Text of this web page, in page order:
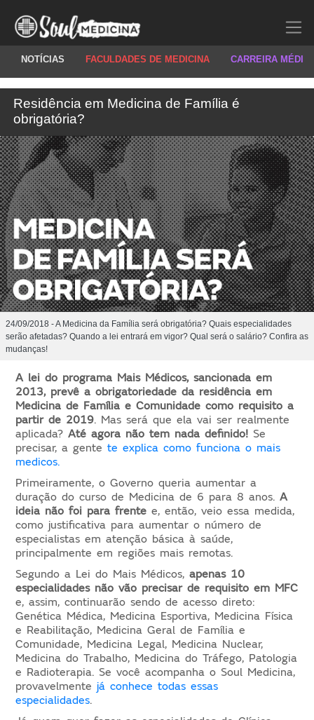
NOTÍCIAS FACULDADES DE MEDICINA CARREIRA
Residência em Medicina de Família é
obrigatória?
24/09/2018 - A Medicina da Família será obrigatória? Quais especialidades
serão afetadas? Quando a lei entrará em vigor? Qual será o salário? Confira as
mudanças!
A lei do programa Mais Médicos, sancionada em
2013, prevê a obrigatoriedade da residência em
Medicina de Família e Comunidade como requisito a
partir de 2019. Mas será que ela vai ser realmente
aplicada?Até agora não tem nada definido! Se
precisar, a gentete explica como funciona o mais
medicos.
Primeiramente, o Governo queria aumentar a
duração do curso de Medicina de 6 para 8 anos.A
ideia não foi para frente e, então, veio essa medida,
como justificativa para aumentar o número de
especialistas em atenção básica à saúde,
principalmente em regiões mais remotas.
Segundo a Lei do Mais Médicos,apenas 10
especialidades não vão precisar de requisito em MFC
e, assim, continuarão sendo de acesso direto:
Genética Médica, Medicina Esportiva, Medicina Física
e Reabilitação, Medicina Geral de Família e
Comunidade, Medicina Legal, Medicina Nuclear,
Medicina do Trabalho, Medicina do Tráfego, Patologia
e Radioterapia. Se você acompanha o Soul Medicina,
provavelmente já conhece todas essas
especialidades.